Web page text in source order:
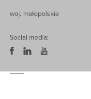
woj. małopolskie
Social media: